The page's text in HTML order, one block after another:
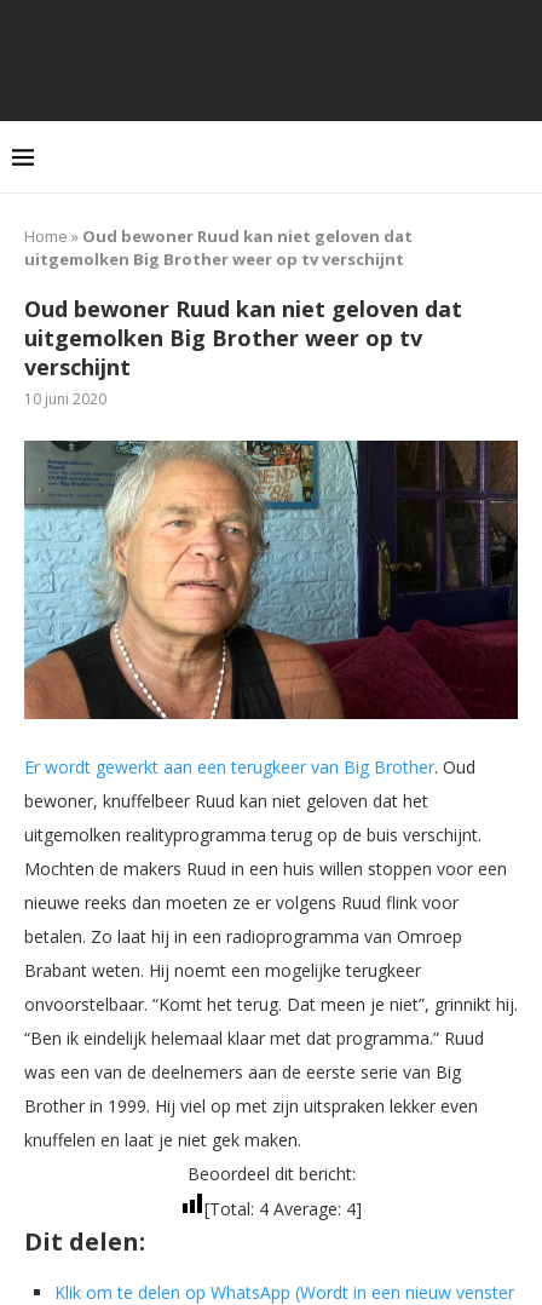
Home » Oud bewoner Ruud kan niet geloven dat
uitgemolken Big Brother weer op tv verschijnt
Oud bewoner Ruud kan niet geloven dat
uitgemolken Big Brother weer op tv
verschijnt
10 juni 2020
Er wordt gewerkt aan een terugkeer van Big Brother. Oud
bewoner, knuffelbeer Ruud kan niet geloven dat het
uitgemolken realityprogramma terug op de buis verschijnt.
Mochten de makers Ruud in een huis willen stoppen voor een
nieuwe reeks dan moeten ze er volgens Ruud flink voor
betalen. Zo laat hij in een radioprogramma van Omroep
Brabant weten. Hij noemt een mogelijke terugkeer
onvoorstelbaar. “Komt het terug. Dat meen je niet”, grinnikt hij.
“Ben ik eindelijk helemaal klaar met dat programma.” Ruud
was een van de deelnemers aan de eerste serie van Big
Brother in 1999. Hij viel op met zijn uitspraken lekker even
knuffelen en laat je niet gek maken.
Beoordeel dit bericht:
[Total: 4 Average: 4]
Dit delen:
Klik om te delen op WhatsApp (Wordt in een nieuw venster